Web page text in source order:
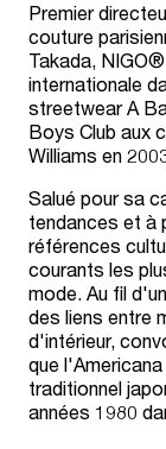
Premier
couture
Takada,
internationale
streetwear A
Boys Club aux
Williams en
Salué pour sa
tendances et à
références
courants les
mode. Au fil
des liens entre
d'intérieur,
que
traditionnel
années 1980